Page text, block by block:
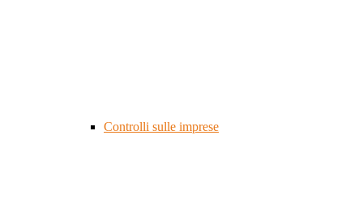
Controlli sulle imprese